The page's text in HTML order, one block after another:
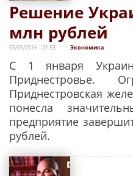
Решение
млн рублей
05/05/2016 - 21:53 Экономика
С 1 января
Приднестровье.
Приднестровская
понесла
предприятие
рублей.